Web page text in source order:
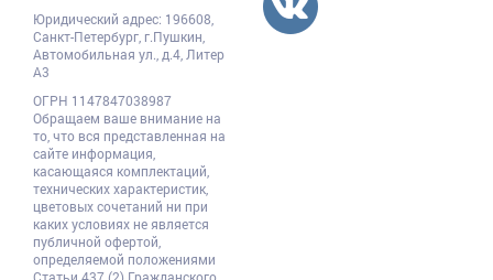
Юридический адрес: 196608
Санкт-Петербург, г.Пушкин
Автомобильная ул., д.4, Литер
А3
ОГРН 1147847038987
Обращаем ваше внимание на
то, что вся представленная на
сайте информация,
касающаяся комплектаций,
технических характеристик,
цветовых сочетаний ни при
каких условиях не является
публичной офертой,
определяемой положениями